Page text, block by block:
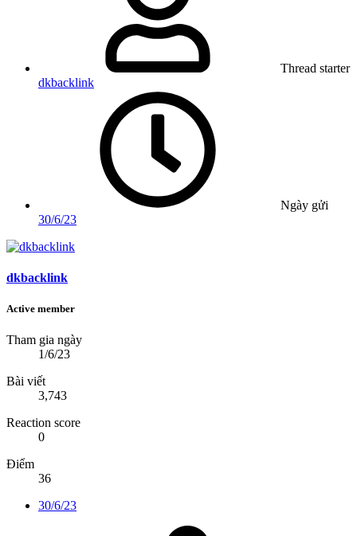
Thread starter
dkbacklink
Ngày gửi
30/6/23
dkbacklink
Active member
Tham gia ngày
1/6/23
Bài viết
3,743
Reaction score
0
Điểm
36
30/6/23